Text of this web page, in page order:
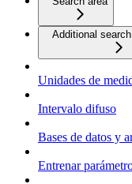
Additional
Unidades de
Intervalo difuso
Bases de datos y
Entrenar